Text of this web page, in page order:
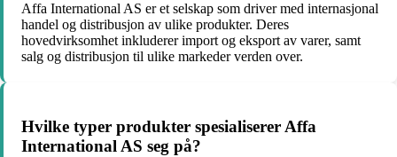
Affa International AS er et selskap som driver med internasjonal
handel og distribusjon av ulike produkter. Deres
hovedvirksomhet inkluderer import og eksport av varer, samt
salg og distribusjon til ulike markeder verden over.
Hvilke typer produkter spesialiserer Affa
International AS seg på?